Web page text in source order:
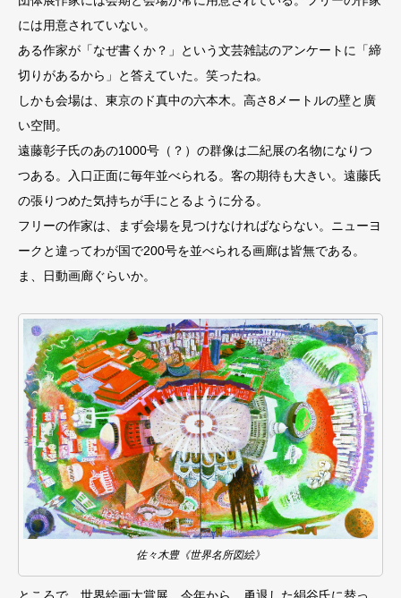
には用意されていない。
ある作家が「なぜ書くか？」という文芸雑誌のアンケートに「締
切りがあるから」と答えていた。笑ったね。
しかも会場は、東京のド真中の六本木。高さ8メートルの壁と廣
い空間。
遠藤彰子氏のあの1000号（？）の群像は二紀展の名物になりつ
つある。入口正面に毎年並べられる。客の期待も大きい。遠藤氏
の張りつめた気持ちが手にとるように分る。
フリーの作家は、まず会場を見つけなければならない。ニューヨ
ークと違ってわが国で200号を並べられる画廊は皆無である。
ま、日動画廊ぐらいか。
佐々木豊《世界名所図絵》